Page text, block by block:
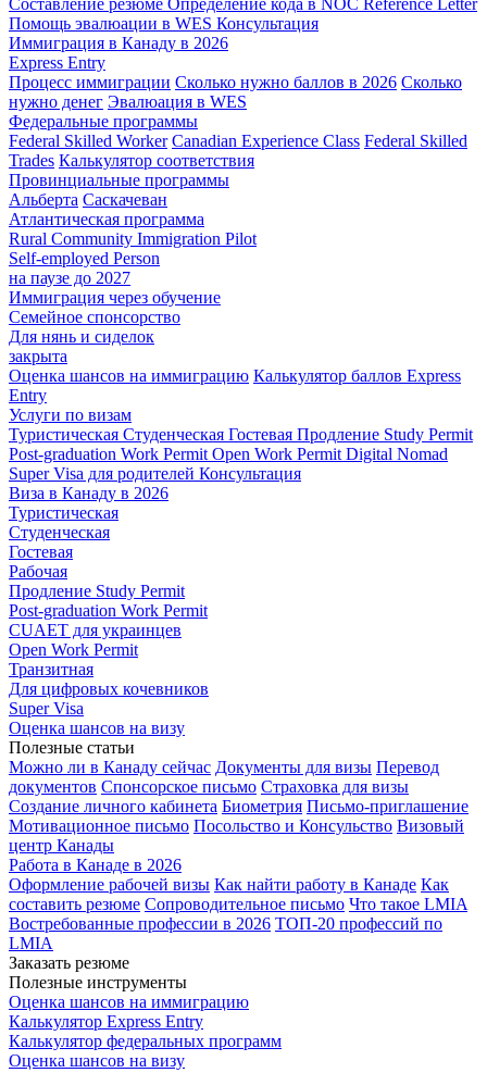
Помощь эвалюации в WES Консультация
Иммиграция в Канаду в 2026
Express Entry
Процесс иммиграции Сколько нужно баллов в 2026 Сколько
нужно денег Эвалюация в WES
Федеральные программы
Federal Skilled Worker Canadian Experience Class Federal Skilled
Trades Калькулятор соответствия
Провинциальные программы
Альберта Саскачеван
Атлантическая программа
Rural Community Immigration Pilot
Self-employed Person
на паузе до 2027
Иммиграция через обучение
Семейное спонсорство
Для нянь и сиделок
закрыта
Оценка шансов на иммиграцию Калькулятор баллов Express
Entry
Услуги по визам
Туристическая Студенческая Гостевая Продление Study Permit
Post-graduation Work Permit Open Work Permit Digital Nomad
Super Visa для родителей Консультация
Виза в Канаду в 2026
Туристическая
Студенческая
Гостевая
Рабочая
Продление Study Permit
Post-graduation Work Permit
CUAET для украинцев
Open Work Permit
Транзитная
Для цифровых кочевников
Super Visa
Оценка шансов на визу
Полезные статьи
Можно ли в Канаду сейчас Документы для визы Перевод
документов Спонсорское письмо Страховка для визы
Создание личного кабинета Биометрия Письмо-приглашение
Мотивационное письмо Посольство и Консульство Визовый
центр Канады
Работа в Канаде в 2026
Оформление рабочей визы Как найти работу в Канаде Как
составить резюме Сопроводительное письмо Что такое LMIA
Востребованные профессии в 2026 ТОП-20 профессий по
LMIA
Заказать резюме
Полезные инструменты
Оценка шансов на иммиграцию
Калькулятор Express Entry
Калькулятор федеральных программ
Оценка шансов на визу